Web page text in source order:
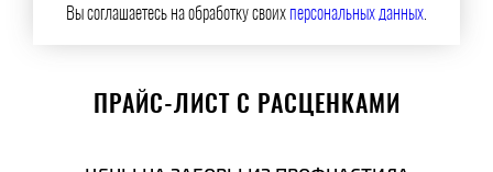
Вы соглашаетесь на обработку своихперсональных данных.
ПРАЙС-ЛИСТ С РАСЦЕНКАМИ